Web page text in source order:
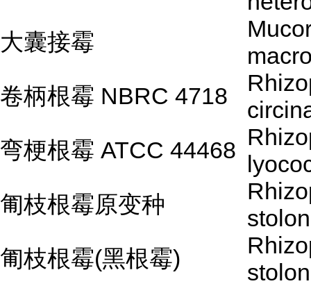
大囊接霉
卷柄根霉 NBRC 4718
弯梗根霉 ATCC 44468
匍枝根霉原变种
匍枝根霉(黑根霉)